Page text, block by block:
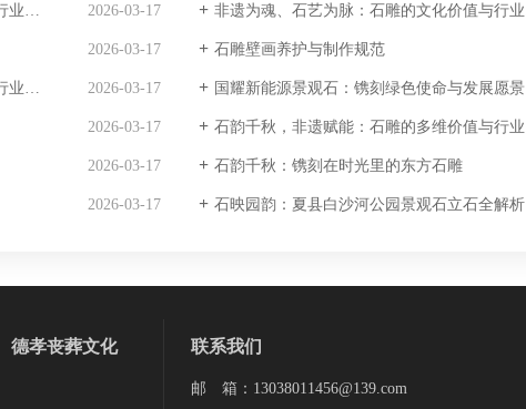
析 2026-03-17 非遗为魂、石艺为脉：石雕的文化价值与行业发展优势
2026-03-17 石雕壁画养护与制作规范
势 2026-03-17 国耀新能源景观石：镌刻绿色使命与发展愿景
2026-03-17 石韵千秋，非遗赋能：石雕的多维价值与行业价值深度解析
2026-03-17 石韵千秋：镌刻在时光里的东方石雕
2026-03-17 石映园韵：夏县白沙河公园景观石立石全解析
德孝丧葬文化 联系我们
邮 箱：13038011456@139.com